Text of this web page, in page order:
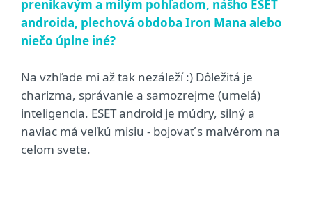
prenikavým a milým pohľadom, nášho ESET
androida, plechová obdoba Iron Mana alebo
niečo úplne iné?
Na vzhľade mi až tak nezáleží :) Dôležitá je
charizma, správanie a samozrejme (umelá)
inteligencia. ESET android je múdry, silný a
naviac má veľkú misiu - bojovať s malvérom na
celom svete.